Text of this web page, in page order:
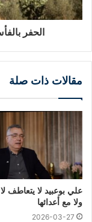
الحفر
مقالات ذات صلة
علي بوعبيد لا يتعاطف
ولا مع أعدائها
2026-03-27